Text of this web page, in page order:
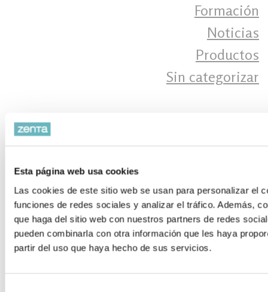
Esta página web usa cookies
Las cookies de este sitio web se usan para personalizar el
funciones de redes sociales y analizar el tráfico. Además,
que haga del sitio web con nuestros partners de redes
pueden combinarla con otra información que les haya
partir del uso que haya hecho de sus servicios.
Formación
Noticias
Productos
Sin categorizar
Accesibilidad en la cocina
Grúa de elevación (tipo cigüeña)
VICTOR 2600
Exoesqueleto Muscle Suit Every
Zenta entidad expositora en el Congreso